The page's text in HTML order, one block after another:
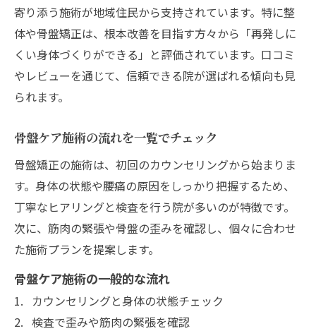
寄り添う施術が地域住民から支持されています。特に整
体や骨盤矯正は、根本改善を目指す方々から「再発しに
くい身体づくりができる」と評価されています。口コミ
やレビューを通じて、信頼できる院が選ばれる傾向も見
られます。
骨盤ケア施術の流れを一覧でチェック
骨盤矯正の施術は、初回のカウンセリングから始まりま
す。身体の状態や腰痛の原因をしっかり把握するため、
丁寧なヒアリングと検査を行う院が多いのが特徴です。
次に、筋肉の緊張や骨盤の歪みを確認し、個々に合わせ
た施術プランを提案します。
骨盤ケア施術の一般的な流れ
カウンセリングと身体の状態チェック
検査で歪みや筋肉の緊張を確認